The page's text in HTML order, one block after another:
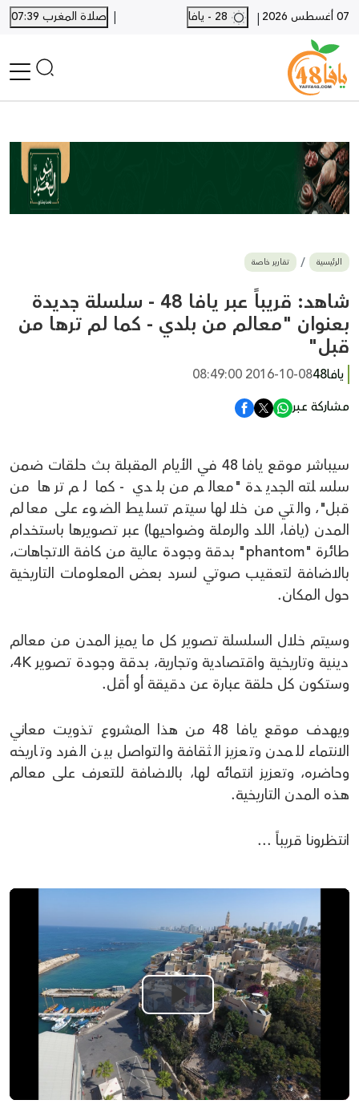
07 أغسطس 2026 |
| صلاة المغرب 07:39
أخبار محلية
أخبار يافا
SHORTS
أخبار اللد والرملة
بيع وشراء
أخبار القدس
وفيات
المزيد
الرئيسية تقارير خاصة
شاهد: قريباً عبر يافا 48 - سلسلة جديدة
بعنوان "معالم من بلدي - كما لم ترها من
قبل"
يافا48
2016-10-08 08:49:00
مشاركة عبر
سيباشر موقع يافا 48 في الأيام المقبلة بث حلقات ضمن
سلسلته الجديدة "معالم من بلدي - كما لم ترها من
قبل"، والتي من خلالها سيتم تسليط الضوء على معالم
المدن (يافا، اللد والرملة وضواحيها) عبر تصويرها باستخدام
طائرة "phantom" بدقة وجودة عالية من كافة الاتجاهات،
بالاضافة لتعقيب صوتي لسرد بعض المعلومات التاريخية
حول المكان.
وسيتم خلال السلسلة تصوير كل ما يميز المدن من معالم
دينية وتاريخية واقتصادية وتجارية، بدقة وجودة تصوير 4K،
وستكون كل حلقة عبارة عن دقيقة أو أقل.
ويهدف موقع يافا 48 من هذا المشروع تذويت معاني
الانتماء للمدن وتعزيز الثقافة والتواصل بين الفرد وتاريخه
وحاضره، وتعزيز انتمائه لها، بالاضافة للتعرف على معالم
هذه المدن التاريخية.
انتظرونا قريباً ...
Play
Video